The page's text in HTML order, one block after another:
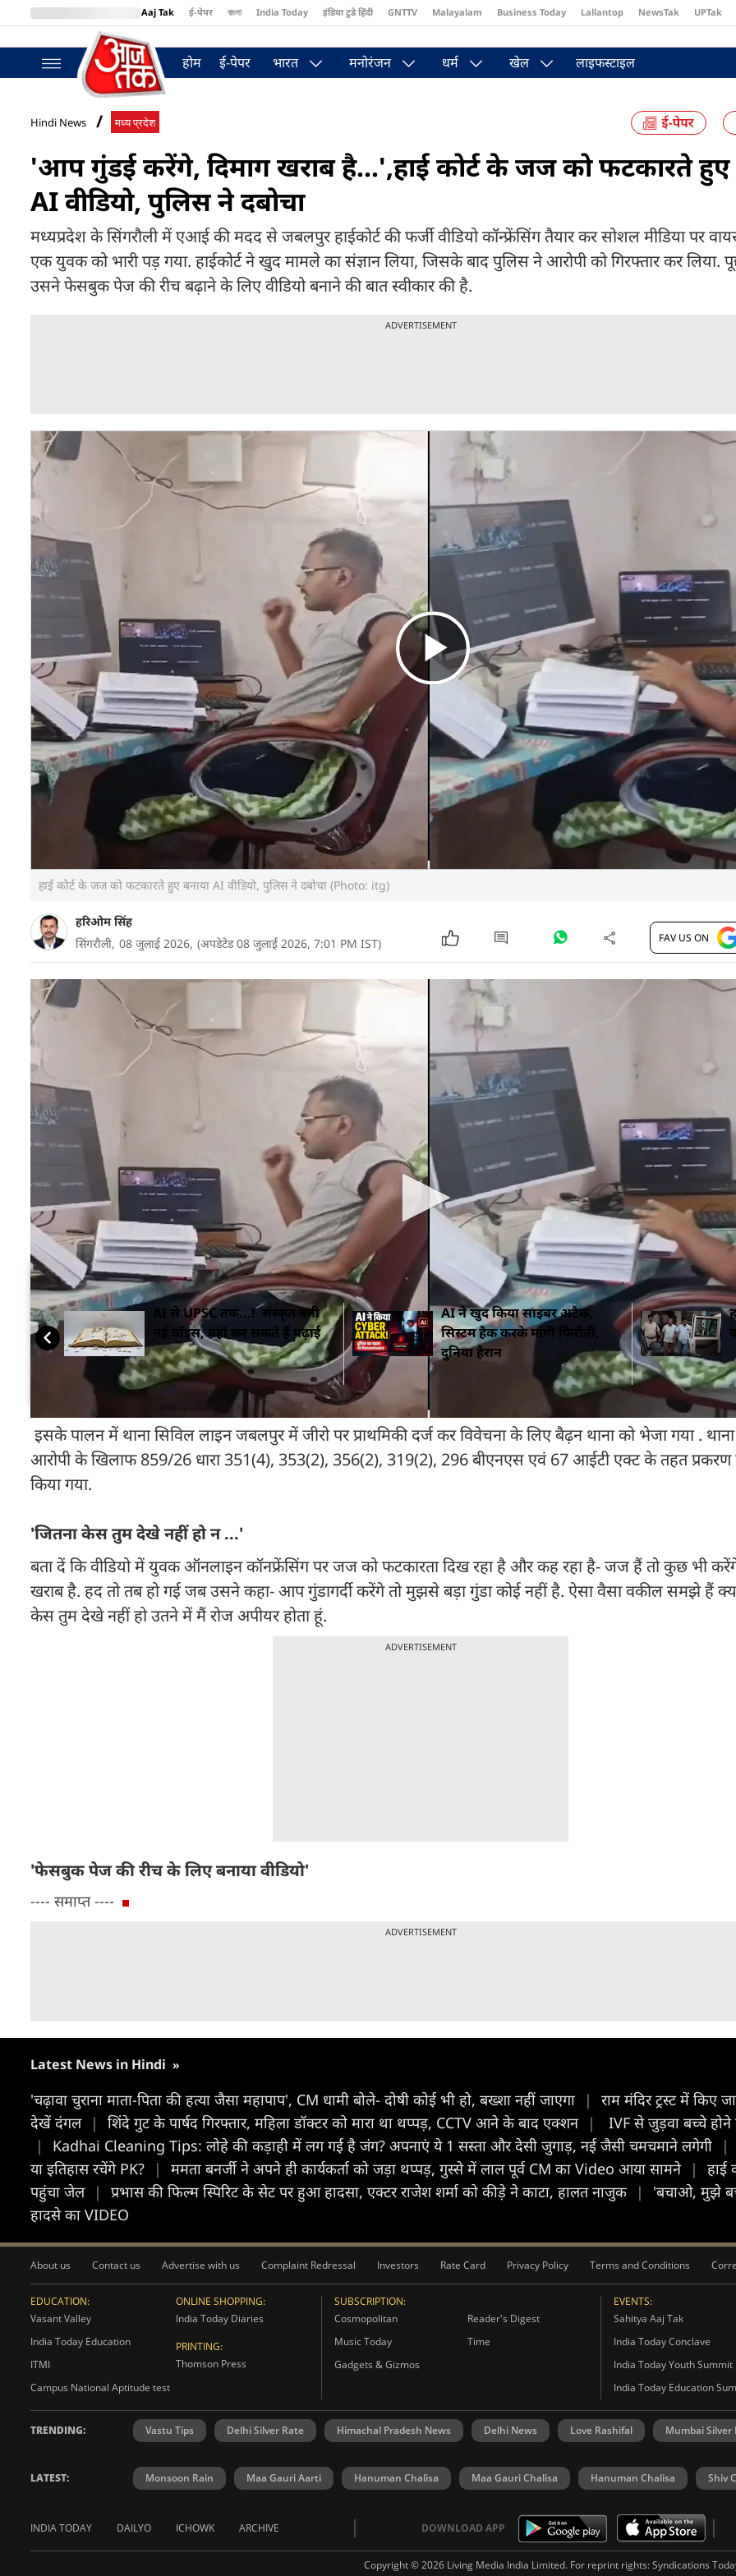
Aaj Tak ई-पेपर বাংলা India Today इंडिया टुडे हिंदी GNTTV Malayalam Business Today Lallantop NewsTak UPTak
BT Bazaar
होम ई-पेपर भारत मनोरंजन धर्म खेल लाइफस्टाइल
Hindi News मध्य प्रदेश
'आप गुंडई करेंगे, दिमाग खराब है...',हाई कोर्ट के जज को फटकारते हुए
AI वीडियो, पुलिस ने दबोचा
मध्यप्रदेश के सिंगरौली में एआई की मदद से जबलपुर हाईकोर्ट की फर्जी वीडियो कॉन्फ्रेंसिंग तैयार कर सोशल मीडिया पर
एक युवक को भारी पड़ गया. हाईकोर्ट ने खुद मामले का संज्ञान लिया, जिसके बाद पुलिस ने आरोपी को गिरफ्तार कर लिया.
उसने फेसबुक पेज की रीच बढ़ाने के लिए वीडियो बनाने की बात स्वीकार की है.
ADVERTISEMENT
हाई कोर्ट के जज को फटकारते हुए बनाया AI वीडियो, पुलिस ने दबोचा (Photo: itg)
हरिओम सिंह
सिंगरौली, 08 जुलाई 2026, (अपडेटेड 08 जुलाई 2026, 7:01 PM IST) FAV US ON
मध्यप्रदेश के सिंगरौली जबलपुर हाईकोर्ट के खिलाफ AI फेक वीडियो कांफ्रेंसिंग बनाकर सोशल मीडिया पर वायरल करने के
पुलिस ने एक युवक को गिरफ्तार किया है आरोपी की पहचान अमित कुमार तिवारी पिता बृजेन्द्र तिवारी उम्र 26 साल निवासी
जिला सिंगरौली के रूप में हुई है.
जबलपुर
हाईकोर्ट ने खुद लिया संज्ञान
पुलिस के अनुसार आरोपी हाई कोर्ट जबलपुर की फर्जी वीडियो कांफ्रेंसिंग की वीडियो में वह न्यायालय के विरुद्ध अमर्यादित
टिप्पणी करता दिख रहा था। इस वीडियो को आरोपी ने अपने सोशल मीडिया प्लेटफार्म फेसबुक और एक्स यानी ट्विटर हैंडल
दिया. मामले ने तूल पकड़ा तो उच्च न्यायालय जबलपुर ने 06.07.2026 को इसका स्वतः संज्ञान लिया और आरोपी के खिलाफ
कार्रवाई के निर्देश दिए.
सम्बंधित ख़बरें
AI से UPSC तक...! संस्कृत बनी
नई चॉइस, यहां कर सकते हैं पढ़ाई
AI ने खुद किया साइबर अटैक,
सिस्टम हैक करके मांगी फिरौती,
दुनिया हैरान
इसके पालन में थाना सिविल लाइन जबलपुर में जीरो पर प्राथमिकी दर्ज कर विवेचना के लिए बैढ़न थाना को भेजा गया .
आरोपी के खिलाफ 859/26 धारा 351(4), 353(2), 356(2), 319(2), 296 बीएनएस एवं 67 आईटी एक्ट के तहत प्रकरण
किया गया.
'जितना केस तुम देखे नहीं हो न ...'
बता दें कि वीडियो में युवक ऑनलाइन कॉनफ्रेंसिंग पर जज को फटकारता दिख रहा है और कह रहा है- जज हैं तो कुछ भी
खराब है. हद तो तब हो गई जब उसने कहा- आप गुंडागर्दी करेंगे तो मुझसे बड़ा गुंडा कोई नहीं है. ऐसा वैसा वकील समझे हैं
केस तुम देखे नहीं हो उतने में मैं रोज अपीयर होता हूं.
ADVERTISEMENT
'फेसबुक पेज की रीच के लिए बनाया वीडियो'
---- समाप्त ----
ADVERTISEMENT
Latest News in Hindi »
'चढ़ावा चुराना माता-पिता की हत्या जैसा महापाप', CM धामी बोले- दोषी कोई भी हो, बख्शा नहीं जाएगा |
राम मंदिर ट्रस्ट में किए
देखें दंगल | शिंदे गुट के पार्षद गिरफ्तार, महिला डॉक्टर को मारा था थप्पड़, CCTV आने के बाद एक्शन |
IVF से जुड़वा बच्चे
|
Kadhai Cleaning Tips: लोहे की कड़ाही में लग गई है जंग? अपनाएं ये 1 सस्ता और देसी जुगाड़, नई जैसी चमचमाने लगेगी |
या इतिहास रचेंगे PK?
| ममता बनर्जी ने अपने ही कार्यकर्ता को जड़ा थप्पड़, गुस्से में लाल पूर्व CM का Video आया सामने |
हाई
पहुंचा जेल | प्रभास की फिल्म स्पिरिट के सेट पर हुआ हादसा, एक्टर राजेश शर्मा को कीड़े ने काटा, हालत नाजुक |
'बचाओ, मुझे
हादसे का VIDEO
About us Contact us Advertise with us Complaint Redressal Investors Rate Card Privacy Policy Terms and Conditions
EDUCATION:
Vasant Valley
India Today Education
ITMI
Campus National Aptitude test
ONLINE SHOPPING:
India Today Diaries
PRINTING:
Thomson Press
SUBSCRIPTION:
Cosmopolitan
Reader's Digest
Music Today
Time
Gadgets & Gizmos
EVENTS:
Sahitya Aaj Tak
India Today Conclave
India Today Youth Summit
India Today Education
TRENDING: Vastu Tips Delhi Silver Rate Himachal Pradesh News Delhi News Love Rashifal Mumbai Silver
LATEST: Monsoon Rain Maa Gauri Aarti Hanuman Chalisa Maa Gauri Chalisa Hanuman Chalisa Shiv
INDIA TODAY DAILYO ICHOWK ARCHIVE DOWNLOAD APP
Copyright © 2026 Living Media India Limited. For reprint rights:Syndications